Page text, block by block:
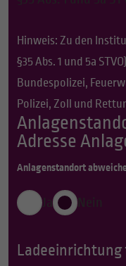
Hinweis: Zu den
§35 Abs. 1 und 5a
Bundespolizei,
Polizei, Zoll und
Adresse
Anlagenstandort
Ja Nein